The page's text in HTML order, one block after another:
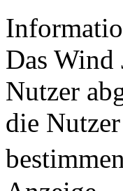
Das Wind
Nutzer
die